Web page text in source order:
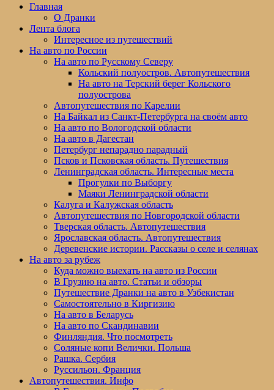
ОсновноеГлавная
О Дранки
Лента блога
Интересное из путешествий
На авто по России
На авто по Русскому Северу
Кольский полуостров. Автопутешествия
На авто на Терский берег Кольского
полуострова
Автопутешествия по Карелии
На Байкал из Санкт-Петербурга на своём авто
На авто по Вологодской области
На авто в Дагестан
Петербург непарадно парадный
Псков и Псковская область. Путешествия
Ленинградская область. Интересные места
Прогулки по Выборгу
Маяки Ленинградской области
Калуга и Калужская область
Автопутешествия по Новгородской области
Тверская область. Автопутешествия
Ярославская область. Автопутешествия
Деревенские истории. Рассказы о селе и селянах
На авто за рубеж
Куда можно выехать на авто из России
В Грузию на авто. Статьи и обзоры
Путешествие Дранки на авто в Узбекистан
Самостоятельно в Киргизию
На авто в Беларусь
На авто по Скандинавии
Финляндия. Что посмотреть
Соляные копи Велички. Польша
Рашка. Сербия
Руссильон. Франция
Автопутешествия. Инфо